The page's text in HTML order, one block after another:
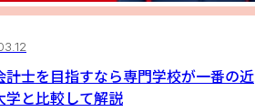
計士を目指すなら専門学校が一番の近
学と比較して解説